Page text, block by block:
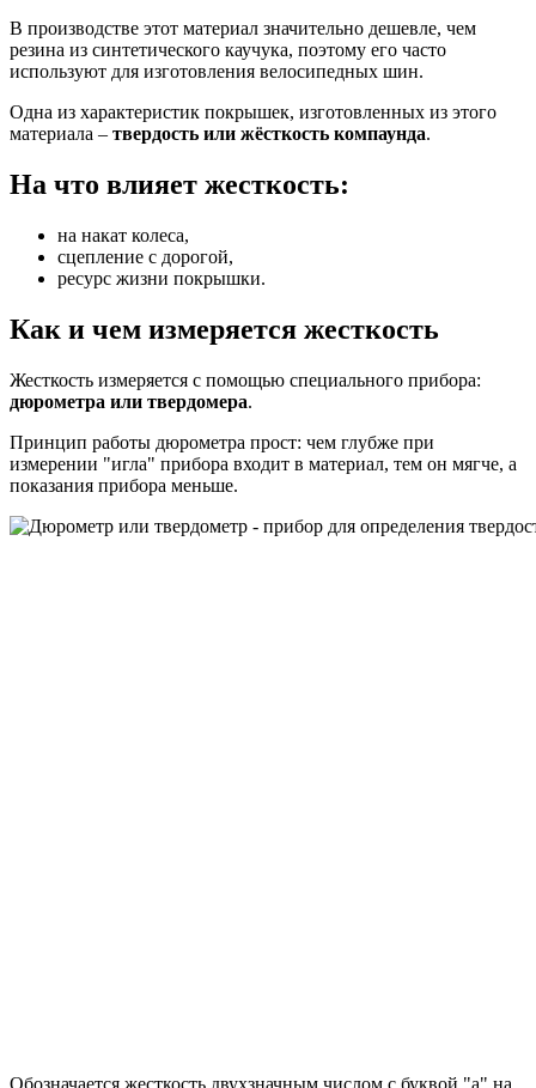
В производстве этот материал значительно дешевле, чем
резина из синтетического каучука, поэтому его часто
используют для изготовления велосипедных шин.
Одна из характеристик покрышек, изготовленных из этого
материала – твердость или жёсткость компаунда.
На что влияет жесткость:
на накат колеса,
сцепление с дорогой,
ресурс жизни покрышки.
Как и чем измеряется жесткость
Жесткость измеряется с помощью специального прибора:
дюрометра или твердомера.
Принцип работы дюрометра прост: чем глубже при
измерении "игла" прибора входит в материал, тем он мягче, а
показания прибора меньше.
Обозначается жесткость двухзначным числом с буквой "а" на